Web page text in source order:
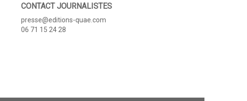
CONTACT JOURNALISTES
presse@editions-quae.com
06 71 15 24 28